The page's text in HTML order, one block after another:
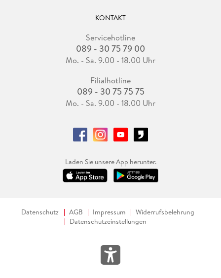
KONTAKT
Servicehotline
089 - 30 75 79 00
Mo. - Sa. 9.00 - 18.00 Uhr
Filialhotline
089 - 30 75 75 75
Mo. - Sa. 9.00 - 18.00 Uhr
Laden Sie unsere App herunter.
Datenschutz AGB Impressum
Widerrufsbelehrung
Datenschutzeinstellungen